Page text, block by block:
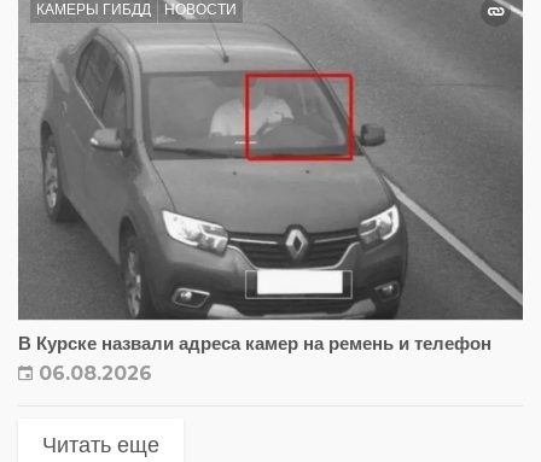
КАМЕРЫ ГИБДД НОВОСТИ
В Курске назвали адреса камер на ремень и телефон
06.08.2026
Читать еще